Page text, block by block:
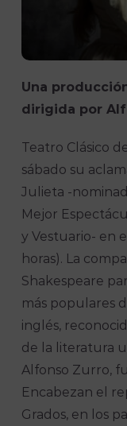
Una
dirigida por
Teatro Clásico
sábado su
Julieta -
Mejor
y Vestuario- en
horas). La
Shakespeare
más populares
inglés,
de la literatura
Alfonso Zurro,
Encabezan el
Grados, en los